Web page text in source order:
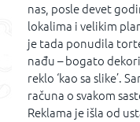
nas, posle devet
lokalima i velikim
je tada ponudila
nađu – bogato
reklo ‘kao sa slike’.
računa o svakom
Reklama je išla od